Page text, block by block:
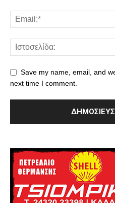
Save my name, email, and
next time I comment.